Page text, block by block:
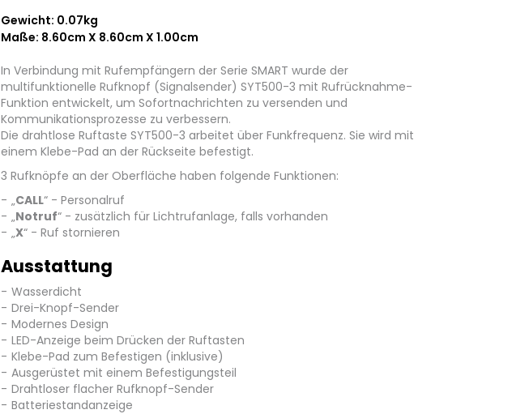
Gewicht: 0.07kg
Maße: 8.60cm X 8.60cm X 1.00cm
In Verbindung mit Rufempfängern der Serie SMART wurde der
multifunktionelle Rufknopf (Signalsender) SYT500-3 mit Rufrücknahme-
Funktion entwickelt, um Sofortnachrichten zu versenden und
Kommunikationsprozesse zu verbessern.
Die drahtlose Ruftaste SYT500-3 arbeitet über Funkfrequenz. Sie wird mit
einem Klebe-Pad an der Rückseite befestigt.
3 Rufknöpfe an der Oberfläche haben folgende Funktionen:
„CALL“ - Personalruf
„Notruf“ - zusätzlich für Lichtrufanlage, falls vorhanden
„X“ - Ruf stornieren
Ausstattung
Wasserdicht
Drei-Knopf-Sender
Modernes Design
LED-Anzeige beim Drücken der Ruftasten
Klebe-Pad zum Befestigen (inklusive)
Ausgerüstet mit einem Befestigungsteil
Drahtloser flacher Rufknopf-Sender
Batteriestandanzeige